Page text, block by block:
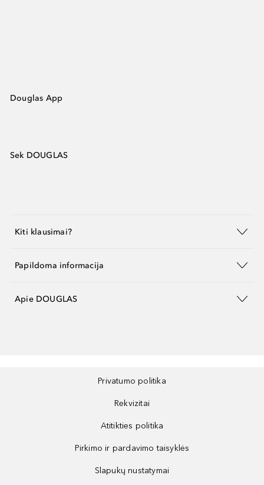
Douglas App
Sek DOUGLAS
Kiti klausimai?
Papildoma informacija
Apie DOUGLAS
Privatumo politika
Rekvizitai
Atitikties politika
Pirkimo ir pardavimo taisyklės
Slapukų nustatymai